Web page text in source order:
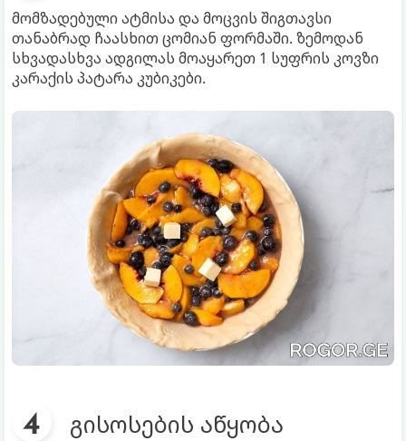
მომზადებული ატმისა და მოცვის შიგთავსი
თანაბრად ჩაასხით ცომიან ფორმაში. ზემოდან
სხვადასხვა ადგილას მოაყარეთ 1 სუფრის კოვზი
კარაქის პატარა კუბიკები.
გისოსების აწყობა